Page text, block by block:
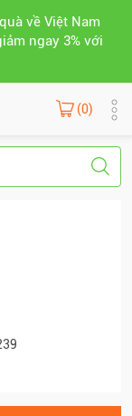
về Việt Nam
ngay 3% với
(0)